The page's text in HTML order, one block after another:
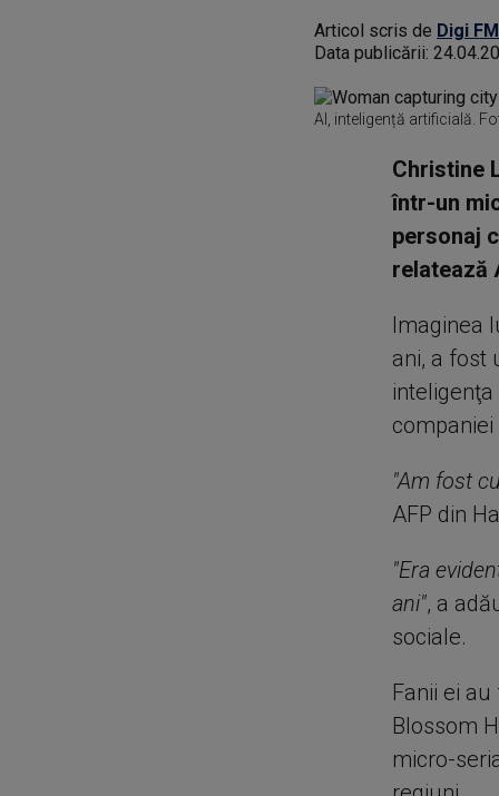
Articol scris de Digi FM
Data publicării:
AI, inteligență artificială.
Christine
într-un
personaj
relatează
Imaginea
ani, a fost
"Am fost
AFP din
"Era
ani", a
sociale.
Fanii ei
Blossom
micro-